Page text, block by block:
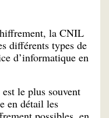
la CNIL
différents types de
d’informatique en
le plus souvent
en détail les